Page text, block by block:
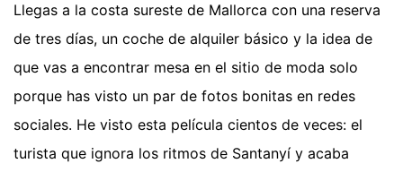
Llegas a la costa sureste de Mallorca con una reserva
de tres días, un coche de alquiler básico y la idea de
que vas a encontrar mesa en el sitio de moda solo
porque has visto un par de fotos bonitas en redes
sociales. He visto esta película cientos de veces: el
turista que ignora los ritmos de Santanyí y acaba